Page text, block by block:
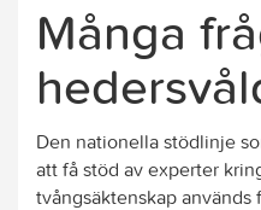
Många
Den nationella stödlinje
att få stöd av experter
tvångsäktenskap används